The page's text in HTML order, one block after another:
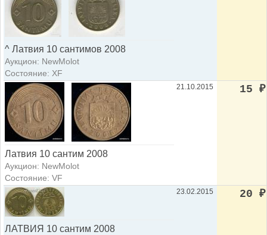
^ Латвия 10 сантимов 2008
Аукцион: NewMolot
Состояние: XF
Латвия 10 сантим 2008
Аукцион: NewMolot
Состояние: VF
21.10.2015 15 ₽
ЛАТВИЯ 10 сантим 2008
23.02.2015 20 ₽